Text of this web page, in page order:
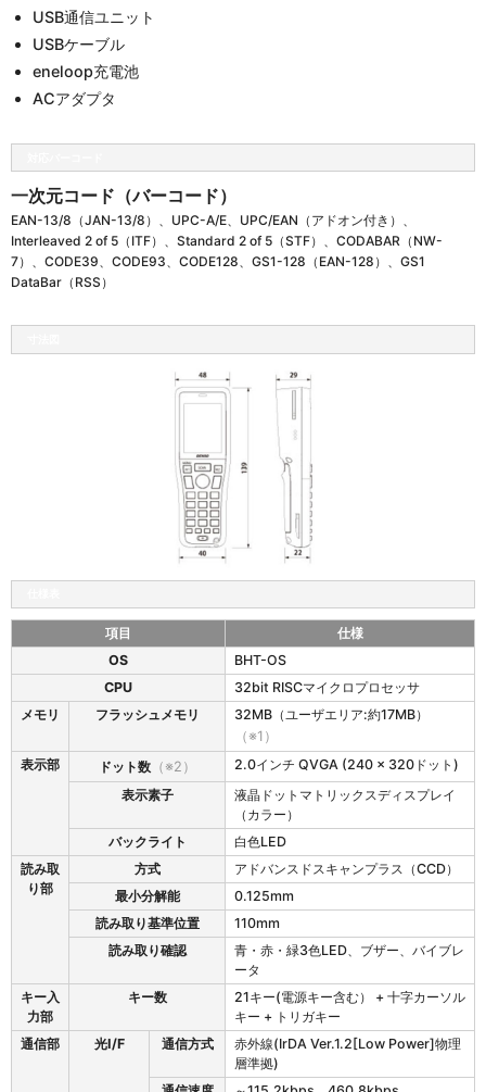
USB通信ユニット
USBケーブル
eneloop充電池
ACアダプタ
一次元コード（バーコード）
EAN-13/8（JAN-13/8）、UPC-A/E、UPC/EAN（アドオン付き）、
Interleaved 2 of 5（ITF）、Standard 2 of 5（STF）、CODABAR（NW-
7）、CODE39、CODE93、CODE128、GS1-128（EAN-128）、GS1
DataBar（RSS）
H
5
様
項目
仕様
OS
BHT-OS
CPU
32bit RISCマイクロプロセッサ
メモリ
フラッシュメモリ
32MB（ユーザエリア:約17MB）
（※1）
表示部
ドット数（※2）
2.0インチ QVGA (240 x 320ドット)
表示素子
液晶ドットマトリックスディスプレイ
（カラー）
バックライト
白色LED
読み取
り部
方式
アドバンスドスキャンプラス（CCD）
最小分解能
0.125mm
読み取り基準位置
110mm
読み取り確認
青・赤・緑3色LED、ブザー、バイブレ
ータ
キー入
力部
キー数
21キー(電源キー含む） + 十字カーソル
キー + トリガキー
通信部
光I/F 通信方式
赤外線(IrDA Ver.1.2[Low Power]物理
層準拠)